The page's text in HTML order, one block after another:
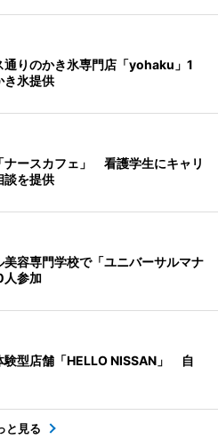
通りのかき氷専門店「yohaku」1
氷提供
ナースカフェ」 看護学生にキャリ
談を提供
美容専門学校で「ユニバーサルマナ
参加
験型店舗「HELLO NISSAN」 自
と見る